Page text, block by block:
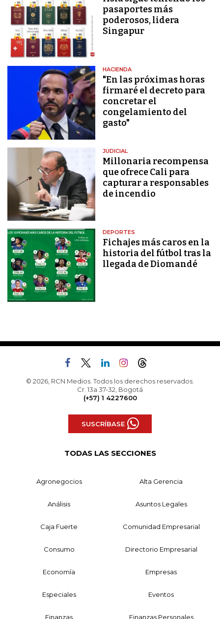
pasaportes más
poderosos, lidera
Singapur
HACIENDA
"En las próximas horas
firmaré el decreto para
concretar el
congelamiento del
gasto"
JUDICIAL
Millonaria recompensa
que ofrece Cali para
capturar a responsables
de incendio
DEPORTES
Fichajes más caros en la
historia del fútbol tras la
llegada de Diomandé
© 2026, RCN Medios. Todos los derechos reservados.
Cr. 13a 37-32, Bogotá
(+57) 1 4227600
SUSCRÍBASE
TODAS LAS SECCIONES
Agronegocios Alta Gerencia
Análisis Asuntos Legales
Caja Fuerte Comunidad Empresarial
Consumo Directorio Empresarial
Economía Empresas
Especiales Eventos
Finanzas Finanzas Personales